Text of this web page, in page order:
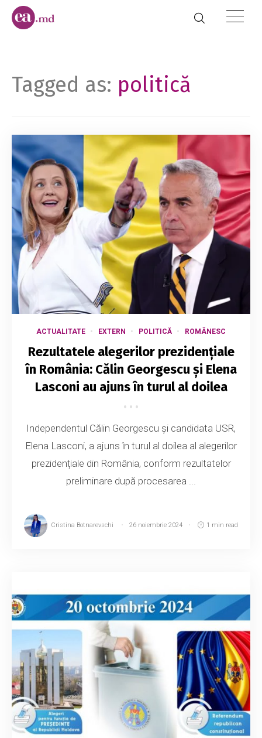
Tagged as: politică
ACTUALITATE EXTERN POLITICĂ ROMÂNESC
Rezultatele alegerilor prezidențiale
în România: Călin Georgescu și Elena
Lasconi au ajuns în turul al doilea
Independentul Călin Georgescu și candidata USR,
Elena Lasconi, a ajuns în turul al doilea al alegerilor
prezidențiale din România, conform rezultatelor
preliminare după procesarea ...
Cristina Botnarevschi 26 noiembrie 2024 1 min read